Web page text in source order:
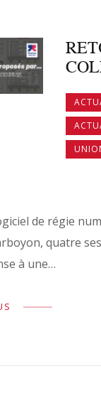
de régie
quatre
à une…